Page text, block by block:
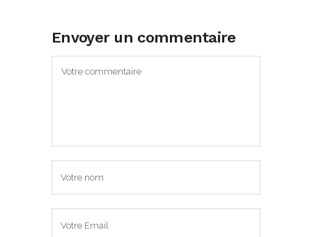
Envoyer un commentaire